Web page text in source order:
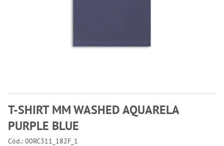
T-SHIRT MM WASHED AQUARELA
PURPLE BLUE
Cód.: 00RC311_182F_1